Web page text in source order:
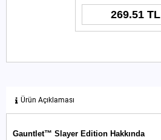
269.51 TL
Ürün Açıklaması
Gauntlet™ Slayer Edition Hakkında